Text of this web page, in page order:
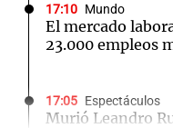
17:10 Mundo
El mercado
23.000 empleos
17:05 Espectáculos
Murió Leandro